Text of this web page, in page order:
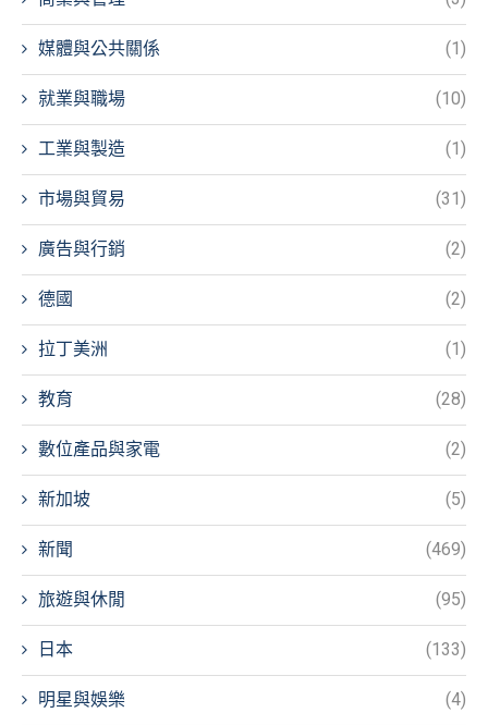
媒體與公共關係 (1)
就業與職場 (10)
工業與製造 (1)
市場與貿易 (31)
廣告與行銷 (2)
德國 (2)
拉丁美洲 (1)
教育 (28)
數位產品與家電 (2)
新加坡 (5)
新聞 (469)
旅遊與休閒 (95)
日本 (133)
明星與娛樂 (4)